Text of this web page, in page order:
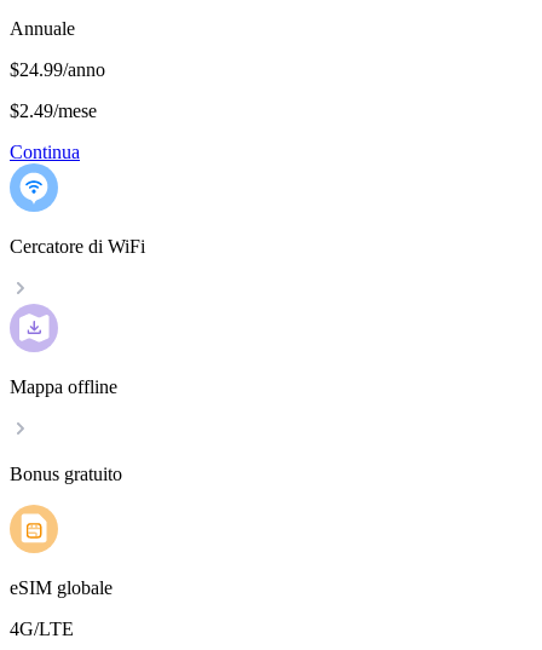
Annuale
$24.99/anno
$2.49/mese
Continua
Cercatore di WiFi
Mappa offline
Bonus gratuito
eSIM globale
4G/LTE